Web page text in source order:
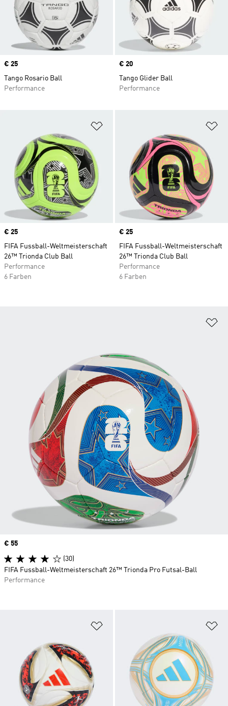
Price
€ 25
Tango Rosario Ball
Performance
Price
€ 20
Tango Glider Ball
Performance
Price
€ 25
FIFA Fussball-Weltmeisterschaft
26™ Trionda Club Ball
Performance
6 Farben
Price
€ 25
FIFA Fussball-Weltmeisterschaft
26™ Trionda Club Ball
Performance
6 Farben
Price
€ 55
(30)
FIFA Fussball-Weltmeisterschaft 26™ Trionda Pro Futsal-Ball
Performance